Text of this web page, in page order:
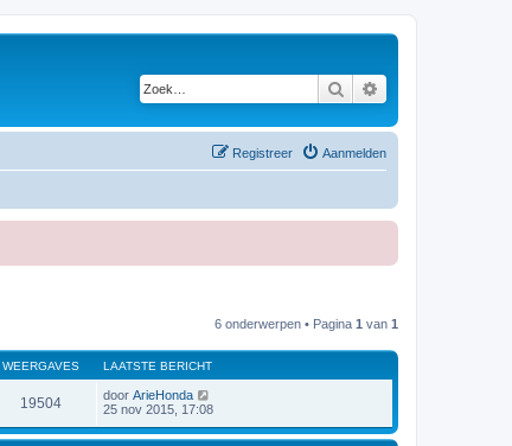
Zoek
Aanmelden
Registreer
6 onderwerpen • Pagina 1 van 1
WEERGAVES LAATSTE BERICHT
19504 door ArieHonda
25 nov 2015, 17:08